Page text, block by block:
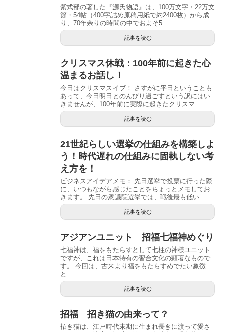
紫式部の著した『源氏物語』は、100万文字・22万文
節・54帖（400字詰め原稿用紙で約2400枚）から成
り、70年余りの時間の中でおよそ5...
記事を読む
クリスマス休戦：100年前に起きた心
温まるお話し！
今日はクリスマスイブ！ さすがに平日ということも
あって、今日明日とのんびり過ごすという訳にはい
きませんが、100年前に実際に起きたクリスマ...
記事を読む
21世紀らしい選挙の仕組みを構築しよ
う！時代遅れの仕組みに固執しない考
え方を！
ビジネスアイデアメモ： 先日選挙で投票に行った際
に、いつもながら感じたことをちょっとメモしてお
きます。 先日の衆議院選挙では、戦後最も低い...
記事を読む
アジアンユニット 招福七福神めぐり
七福神は、福をもたらすとして七柱の神様ユニット
ですが、これは日本特有の習合文化の顕著なもので
す。 今回は、古来より福をもたらすめでたい象徴
と...
記事を読む
招福 招き猫の由来って？
招き猫は、江戸時代末期に生まれ長きに渡って愛さ